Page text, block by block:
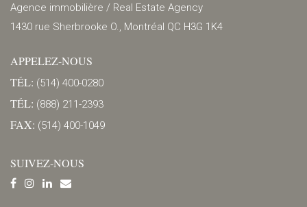
Agence immobilière / Real Estate Agency
1430 rue Sherbrooke O., Montréal QC H3G 1K4
APPELEZ-NOUS
TÉL: (514) 400-0280
TÉL: (888) 211-2393
FAX: (514) 400-1049
SUIVEZ-NOUS